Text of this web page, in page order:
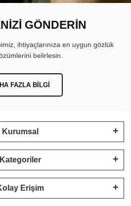
GÖNDERİN
ihtiyaçlarınıza en uygun gözlük
belirlesin.
FAZLA BILGI
Kurumsal
Kategoriler
Erişim